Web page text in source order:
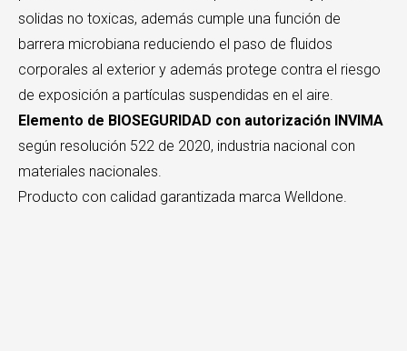
solidas no toxicas, además cumple una función de
barrera microbiana reduciendo el paso de fluidos
corporales al exterior y además protege contra el riesgo
de exposición a partículas suspendidas en el aire.
Elemento de BIOSEGURIDAD con autorización INVIMA
según resolución 522 de 2020, industria nacional con
materiales nacionales.
Producto con calidad garantizada marca Welldone.